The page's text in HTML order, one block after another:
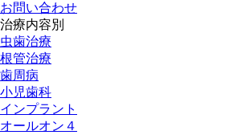
お問い合わせ
治療内容別
虫歯治療
根管治療
歯周病
小児歯科
インプラント
オールオン４